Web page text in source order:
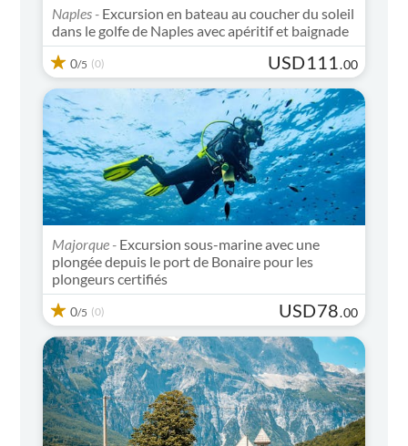
Naples - Excursion en bateau au coucher du soleil
dans le golfe de Naples avec apéritif et baignade
0/5 (0) USD111 .00
Majorque - Excursion sous-marine avec une
plongée depuis le port de Bonaire pour les
plongeurs certifiés
0/5 (0) USD78.00